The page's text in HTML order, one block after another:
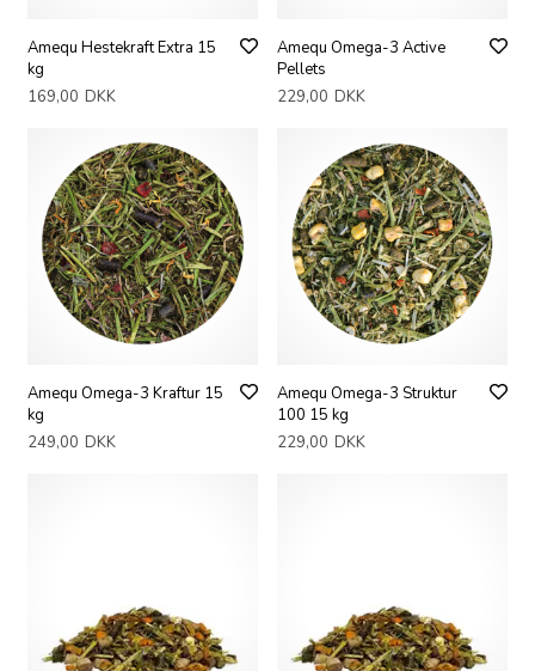
Amequ Hestekraft Extra 15
kg
169,00 DKK
Amequ Omega-3 Active
Pellets
229,00 DKK
Amequ Omega-3 Kraftur 15
kg
249,00 DKK
Amequ Omega-3 Struktur
100 15 kg
229,00 DKK